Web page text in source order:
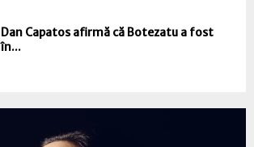
Dan Capatos afirmă că Botezatu a fost
în...